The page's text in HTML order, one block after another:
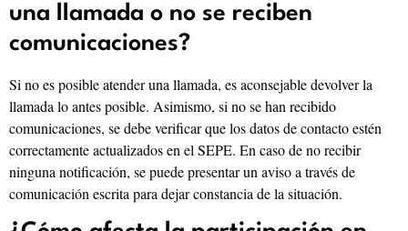
una llamada o no se reciben
comunicaciones?
Si no es posible atender una llamada, es aconsejable devolver la
llamada lo antes posible. Asimismo, si no se han recibido
comunicaciones, se debe verificar que los datos de contacto estén
correctamente actualizados en el SEPE. En caso de no recibir
ninguna notificación, se puede presentar un aviso a través de
comunicación escrita para dejar constancia de la situación.